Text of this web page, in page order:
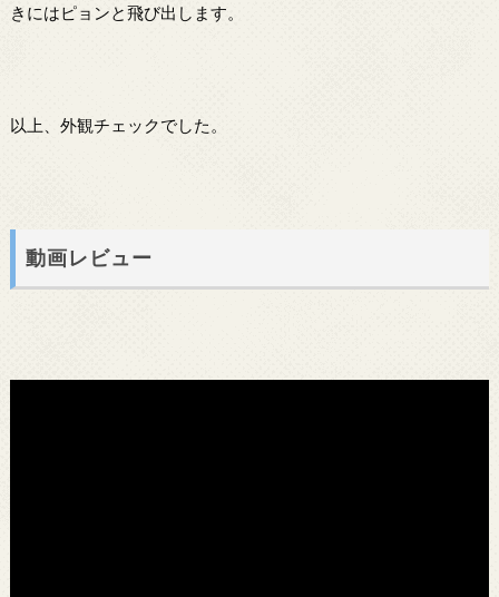
きにはピョンと飛び出します。
以上、外観チェックでした。
動画レビュー